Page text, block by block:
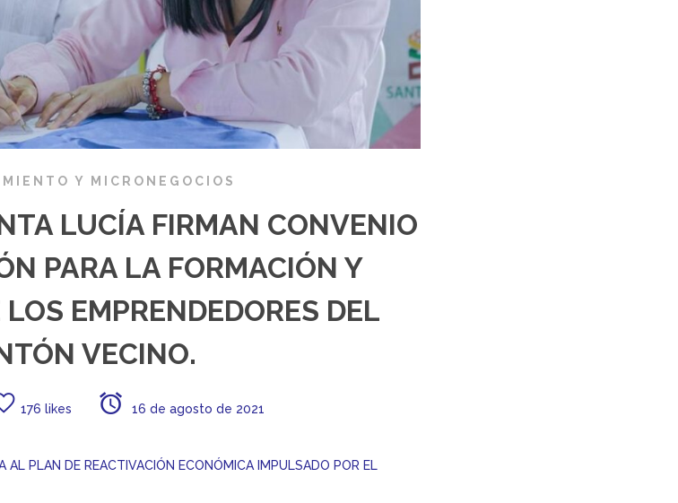
Y MICRONEGOCIOS
LUCÍA FIRMAN CONVENIO
PARA LA FORMACIÓN Y
EMPRENDEDORES DEL
VECINO.
176 likes 16 de agosto de 2021
AL PLAN DE REACTIVACIÓN ECONÓMICA IMPULSADO POR EL